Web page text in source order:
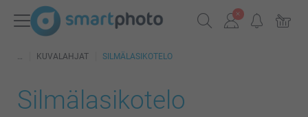
KUVALAHJAT SILMÄLASIKOTELO
Silmälasikotelo